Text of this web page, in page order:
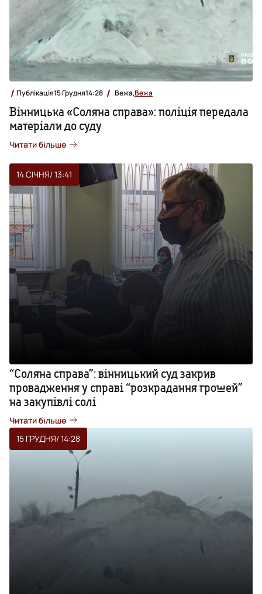
Публікація15 Грудня14:28 Вежа,Вежа
Вінницька «Соляна справа»: поліція передала
матеріали до суду
Читати більше
14 СІЧНЯ/ 13:41
“Соляна справа”: вінницький суд закрив
провадження у справі “розкрадання грошей”
на закупівлі солі
Читати більше
15 ГРУДНЯ/ 14:28